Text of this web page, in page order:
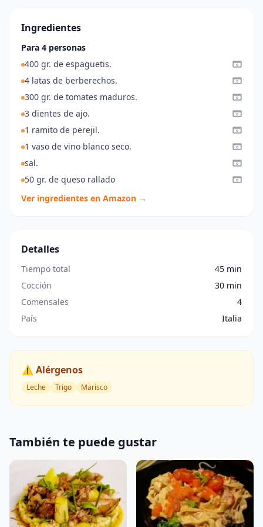
Ingredientes
Para 4 personas
400 gr. de espaguetis.
4 latas de berberechos.
300 gr. de tomates maduros.
3 dientes de ajo.
1 ramito de perejil.
1 vaso de vino blanco seco.
sal.
50 gr. de queso rallado
Ver ingredientes en Amazon →
Detalles
Tiempo total
45 min
Cocción
30 min
Comensales
4
País
Italia
⚠️ Alérgenos
Leche Trigo Marisco
También te puede gustar